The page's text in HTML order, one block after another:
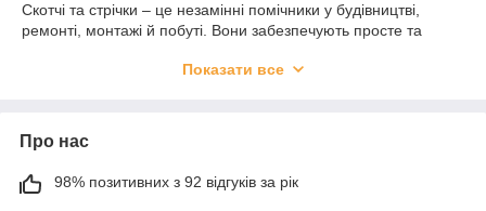
Скотчі та стрічки – це незамінні помічники у будівництві,
ремонті, монтажі й побуті. Вони забезпечують просте та
поверхонь до герметизації й захисту. Завдяки їхній
Купити скотч та стрічки Polax: якість,
Показати все
Про нас
98% позитивних з 92 відгуків за рік